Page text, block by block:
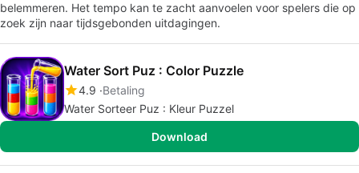
belemmeren. Het tempo kan te zacht aanvoelen voor spelers die op
zoek zijn naar tijdsgebonden uitdagingen.
Water Sort Puz : Color Puzzle
4.9 Betaling
Water Sorteer Puz : Kleur Puzzel
Download